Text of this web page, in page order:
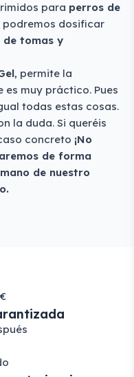
para perros de
podremos dosificar
de tomas y
, permite la
es muy práctico. Pues
todas estas cosas.
la duda. Si queréis
concreto ¡No
de forma
de nuestro